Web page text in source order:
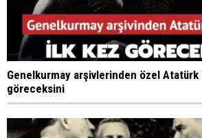
Genelkurmay arşivlerinden özel
göreceksini